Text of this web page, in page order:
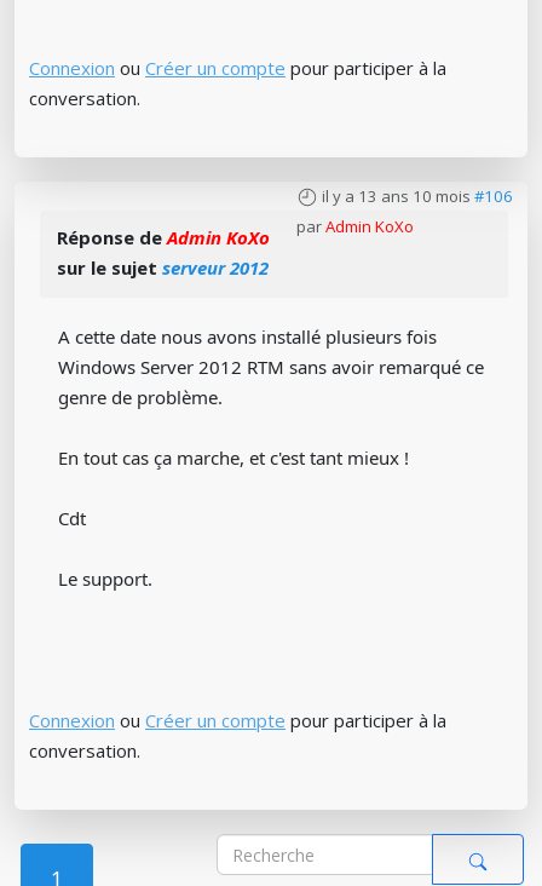
Connexion ou Créer un compte pour participer à la
conversation.
il y a 13 ans 10 mois #106
parAdmin KoXo
Réponse deAdmin KoXo
sur le sujet serveur 2012
A cette date nous avons installé plusieurs fois
Windows Server 2012 RTM sans avoir remarqué ce
genre de problème.
En tout cas ça marche, et c'est tant mieux !
Cdt
Le support.
Connexion ou Créer un compte pour participer à la
conversation.
1